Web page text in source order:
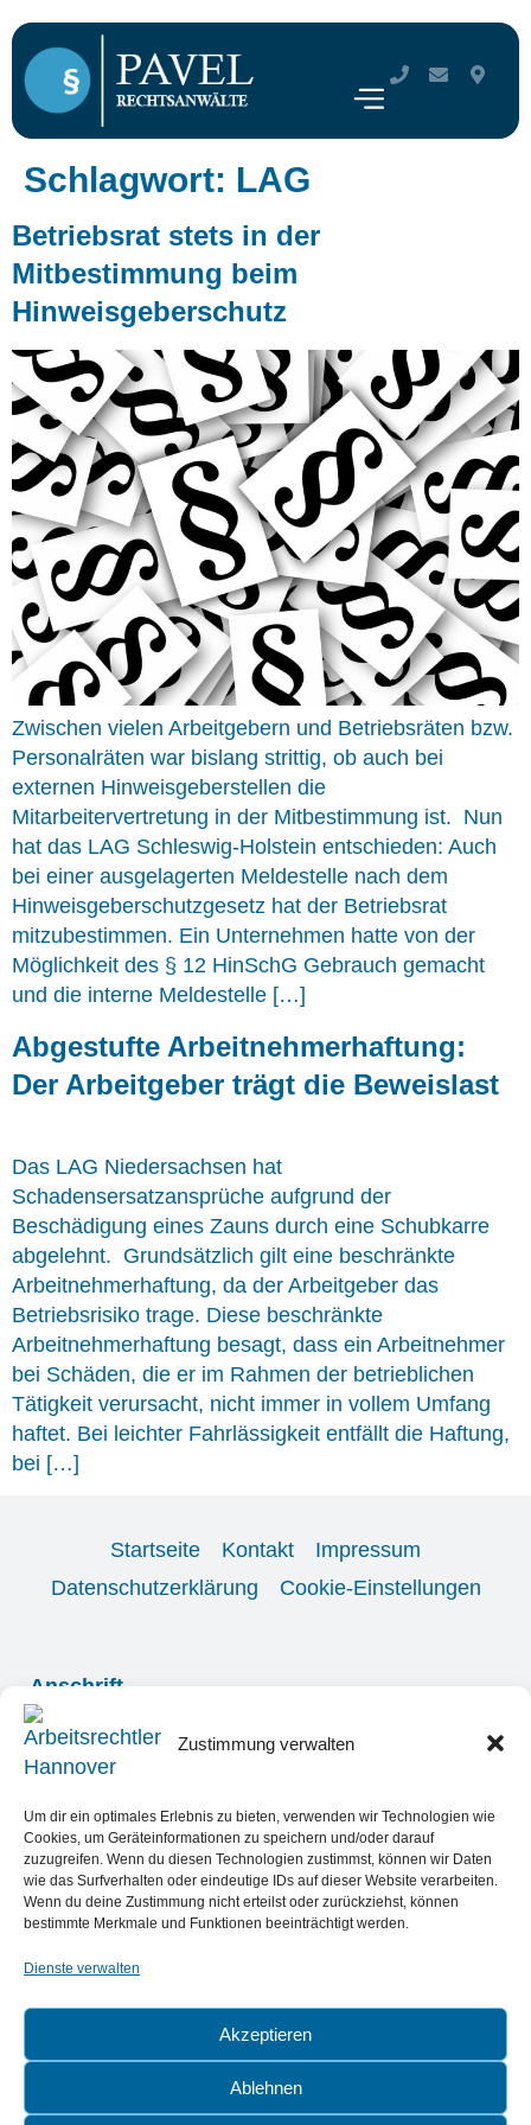
Zustimmung verwalten
Um dir ein optimales Erlebnis zu bieten, verwenden wir Technologien wie
Cookies, um Geräteinformationen zu speichern und/oder darauf
zuzugreifen. Wenn du diesen Technologien zustimmst, können wir Daten
wie das Surfverhalten oder eindeutige IDs auf dieser Website verarbeiten.
Wenn du deine Zustimmung nicht erteilst oder zurückziehst, können
bestimmte Merkmale und Funktionen beeinträchtigt werden.
Dienste verwalten
Akzeptieren
Ablehnen
Schlagwort: LAG
Betriebsrat stets in der
Mitbestimmung beim
Hinweisgeberschutz
Zwischen vielen Arbeitgebern und Betriebsräten bzw.
Personalräten war bislang strittig, ob auch bei
externen Hinweisgeberstellen die
Mitarbeitervertretung in der Mitbestimmung ist. Nun
hat das LAG Schleswig-Holstein entschieden: Auch
bei einer ausgelagerten Meldestelle nach dem
Hinweisgeberschutzgesetz hat der Betriebsrat
mitzubestimmen. Ein Unternehmen hatte von der
Möglichkeit des § 12 HinSchG Gebrauch gemacht
und die interne Meldestelle […]
Abgestufte Arbeitnehmerhaftung:
Der Arbeitgeber trägt die Beweislast
Das LAG Niedersachsen hat
Schadensersatzansprüche aufgrund der
Beschädigung eines Zauns durch eine Schubkarre
abgelehnt. Grundsätzlich gilt eine beschränkte
Arbeitnehmerhaftung, da der Arbeitgeber das
Betriebsrisiko trage. Diese beschränkte
Arbeitnehmerhaftung besagt, dass ein Arbeitnehmer
bei Schäden, die er im Rahmen der betrieblichen
Tätigkeit verursacht, nicht immer in vollem Umfang
haftet. Bei leichter Fahrlässigkeit entfällt die Haftung,
bei […]
Startseite Kontakt
Impressum
Datenschutzerklärung
Cookie-Einstellungen
Anschrift
Hinüberstraße 4
30175 Hannover
0511 817061
0511 283 45 81
info@kanzlei-pavel.de
instagram
Rechtsanwalt Thomas Pavel wurde von